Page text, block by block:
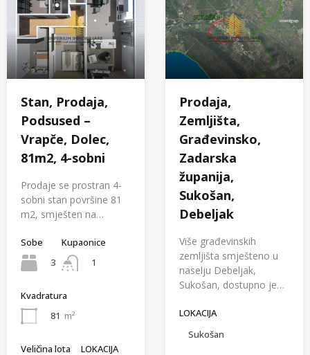
Stan, Prodaja,
Podsused –
Vrapče, Dolec,
81m2, 4-sobni
Prodaje se prostran 4-
sobni stan površine 81
m2, smješten na…
Sobe
3
Kupaonice
1
Kvadratura
81 m²
Veličina lota
LOKACIJA
Prodaja,
Zemljišta,
Građevinsko,
Zadarska
županija,
Sukošan,
Debeljak
Više građevinskih
zemljišta smješteno u
naselju Debeljak,
Sukošan, dostupno je…
LOKACIJA
Sukošan